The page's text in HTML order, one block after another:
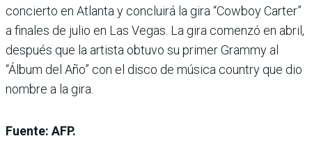
concierto en Atlanta y concluirá la gira “Cowboy Carter”
a finales de julio en Las Vegas. La gira comenzó en abril,
después que la artista obtuvo su primer Grammy al
“Álbum del Año” con el disco de música country que dio
nombre a la gira.
Fuente: AFP.